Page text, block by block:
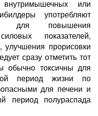
или
употребляют
для повышения
показателей,
прорисовки
сразу отметить тот
обычно токсичны для
период жизни по
для печени и
период полураспада